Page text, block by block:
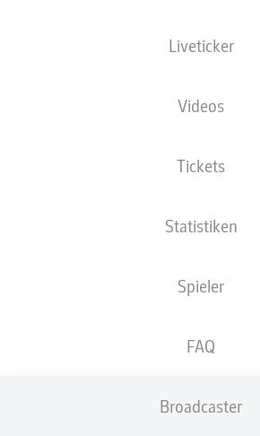
Liveticker
Videos
Tickets
Statistiken
Spieler
FAQ
Broadcaster
Anzeige